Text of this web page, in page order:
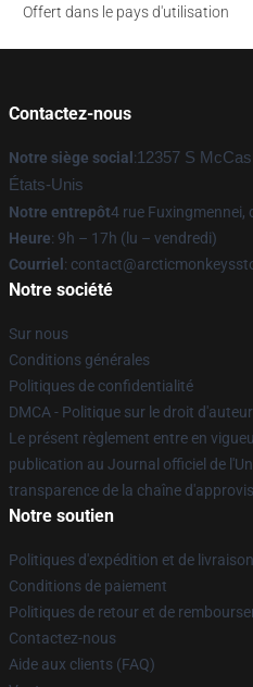
Offert dans le pays d'utilisation
Contactez-nous
Notre siège social :12357 S
États-Unis
Notre entrepôt4 rue Fuxingmennei,
Heure: 9h – 17h (lu – vendredi)
Courriel :
Notre société
Sur nous
Conditions générales
Politiques de confidentialité
DMCA - Politique sur le droit d'auteur
Le présent règlement entre en
publication au Journal officiel de
transparence de la chaîne
Notre soutien
Politiques d'expédition et de livraison
Conditions de paiement
Politiques de retour et de
Contactez-nous
Aide aux clients (FAQ)